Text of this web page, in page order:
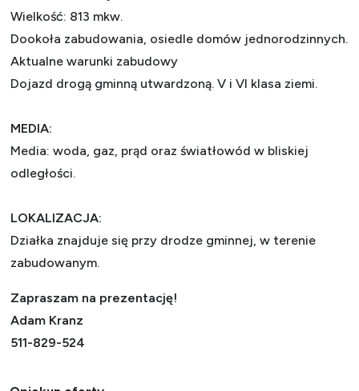
Wielkość: 813 mkw.
Dookoła zabudowania, osiedle domów jednorodzinnych.
Aktualne warunki zabudowy
Dojazd drogą gminną utwardzoną. V i VI klasa ziemi.
MEDIA:
Media: woda, gaz, prąd oraz światłowód w bliskiej
odległości.
LOKALIZACJA:
Działka znajduje się przy drodze gminnej, w terenie
zabudowanym.
Zapraszam na prezentację!
Adam Kranz
511-829-524